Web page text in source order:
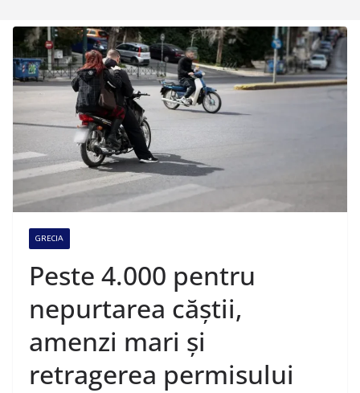
GRECIA
Peste 4.000 pentru
nepurtarea căștii,
amenzi mari și
retragerea permisului